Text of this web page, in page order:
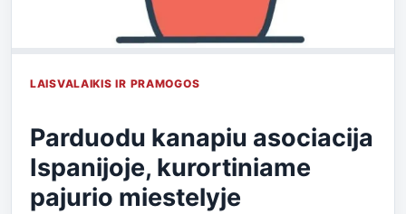
LAISVALAIKIS IR PRAMOGOS
Parduodu kanapiu asociacija
Ispanijoje, kurortiniame
pajurio miestelyje